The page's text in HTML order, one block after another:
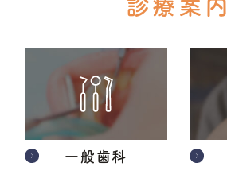
診療案内
一般歯科